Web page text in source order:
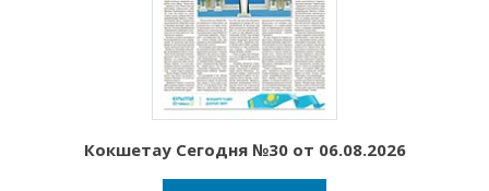
Кокшетау Сегодня №30 от 06.08.2026